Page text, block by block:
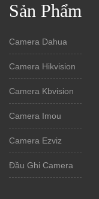
Sản Phẩm
Camera Dahua
Camera Hikvision
Camera Kbvision
Camera Imou
Camera Ezviz
Đầu Ghi Camera